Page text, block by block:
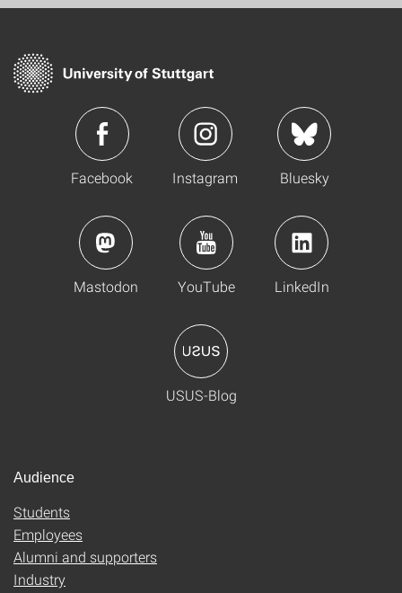
Facebook Instagram Bluesky
Mastodon YouTube LinkedIn
USUS-Blog
Audience
Students
Employees
Alumni and supporters
Industry